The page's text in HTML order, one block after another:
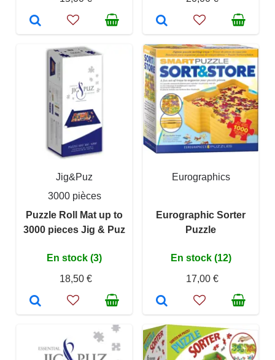
Jig&Puz
3000 pièces
Puzzle Roll Mat up to
3000 pieces Jig & Puz
En stock (3)
18,50 €
Eurographics
Eurographic Sorter
Puzzle
En stock (12)
17,00 €